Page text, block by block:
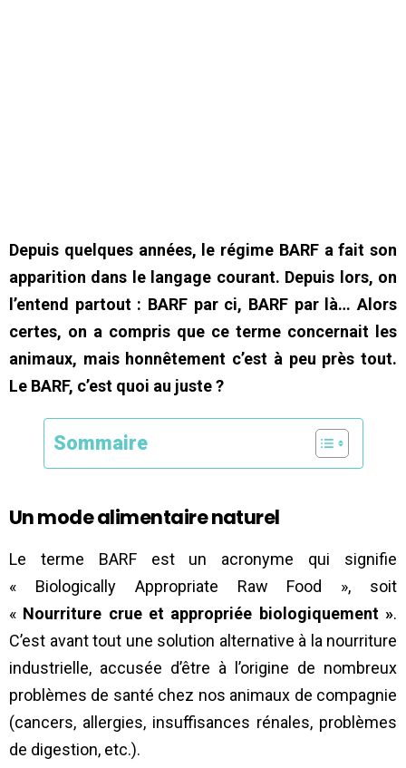
Depuis quelques années, le régime BARF a fait son
apparition dans le langage courant. Depuis lors, on
l’entend partout : BARF par ci, BARF par là… Alors
certes, on a compris que ce terme concernait les
animaux, mais honnêtement c’est à peu près tout.
Le BARF, c’est quoi au juste ?
Sommaire
Un mode alimentaire naturel
Le terme BARF est un acronyme qui signifie
« Biologically Appropriate Raw Food », soit
« Nourriture crue et appropriée biologiquement ».
C’est avant tout une solution alternative à la nourriture
industrielle, accusée d’être à l’origine de nombreux
problèmes de santé chez nos animaux de compagnie
(cancers, allergies, insuffisances rénales, problèmes
de digestion, etc.).